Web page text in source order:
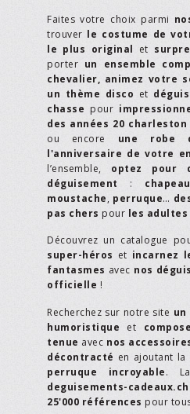
Faites votre choix parmi
trouver le costume de
le plus original et
porter un ensemble
chevalier, animez votre
un thème disco et
chasse pour
des années 20 charleston
ou encore une robe
l'anniversaire de votre
l’ensemble, optez pour
déguisement :
moustache, perruque…
pas chers pour les adultes
Découvrez un catalogue
super-héros et incarnez
fantasmes avec nos
officielle !
Recherchez sur notre site
humoristique et
tenue avec nos
décontracté en ajoutant la
perruque incroyable.
deguisements-cadeaux.ch
25'000 références pour